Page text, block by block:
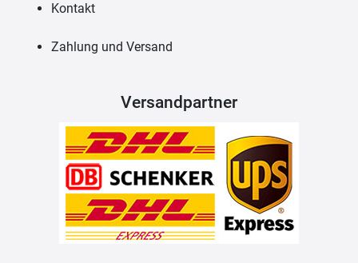
Kontakt
Zahlung und Versand
Versandpartner